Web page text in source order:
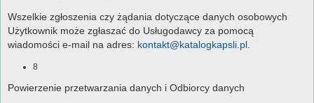
Wszelkie zgłoszenia czy żądania dotyczące danych osobowych
Użytkownik może zgłaszać do Usługodawcy za pomocą
wiadomości e-mail na adres: kontakt@katalogkapsli.pl
8
Powierzenie przetwarzania danych i Odbiorcy danych